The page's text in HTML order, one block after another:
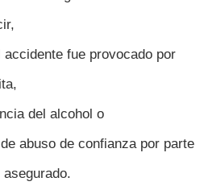
fue provocado por
del alcohol o
abuso de confianza por parte